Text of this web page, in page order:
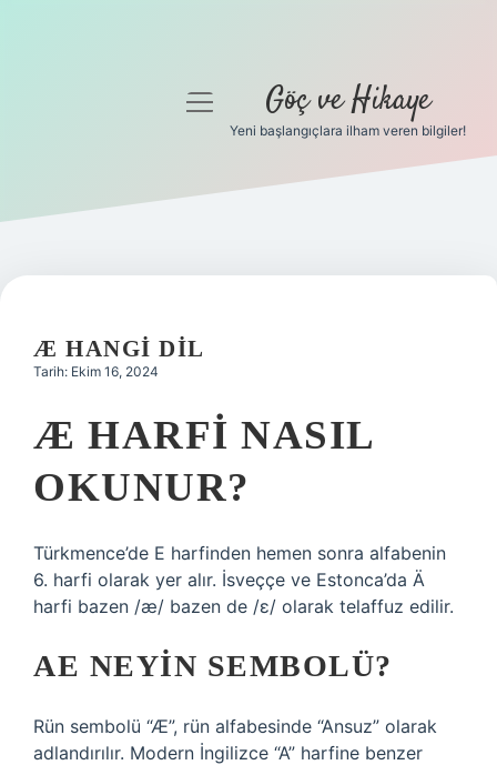
Gizlilik Politikası
Yasal Uyarı
menüyü
Göç ve Hikaye
Yeni başlangıçlara ilham veren bilgiler!
Æ HANGI DIL
Tarih: Ekim 16, 2024
Æ HARFI NASIL
OKUNUR?
Türkmence’de E harfinden hemen sonra alfabenin
6. harfi olarak yer alır. İsveççe ve Estonca’da Ä
harfi bazen /æ/ bazen de /ɛ/ olarak telaffuz edilir.
AE NEYIN SEMBOLÜ?
Rün sembolü “Æ”, rün alfabesinde “Ansuz” olarak
adlandırılır. Modern İngilizce “A” harfine benzer